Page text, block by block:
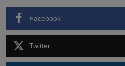
Facebook
Twitter